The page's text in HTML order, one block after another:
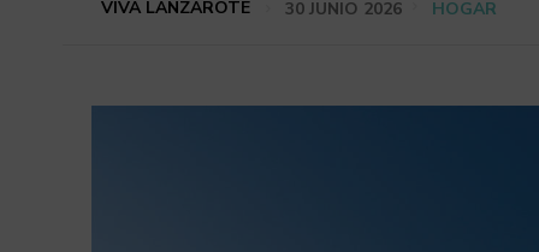
VIVA LANZAROTE 30 JUNIO 2026 HOGAR